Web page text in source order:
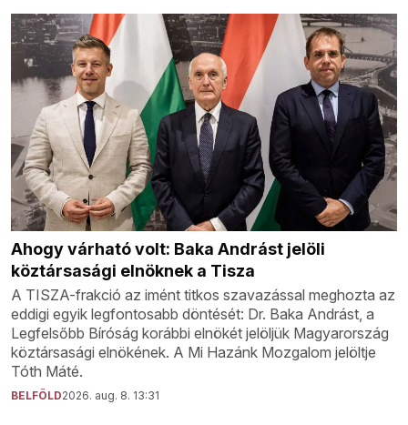
Ahogy várható volt: Baka Andrást jelöli
köztársasági elnöknek a Tisza
A TISZA-frakció az imént titkos szavazással meghozta az
eddigi egyik legfontosabb döntését: Dr. Baka Andrást, a
Legfelsőbb Bíróság korábbi elnökét jelöljük Magyarország
köztársasági elnökének. A Mi Hazánk Mozgalom jelöltje
Tóth Máté.
BELFÖLD2026. aug. 8. 13:31